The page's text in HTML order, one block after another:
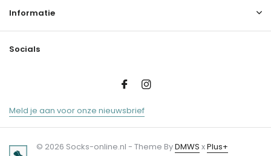
Informatie
Socials
Meld je aan voor onze nieuwsbrief
© 2026 Socks-online.nl - Theme ByDMWS xPlus+